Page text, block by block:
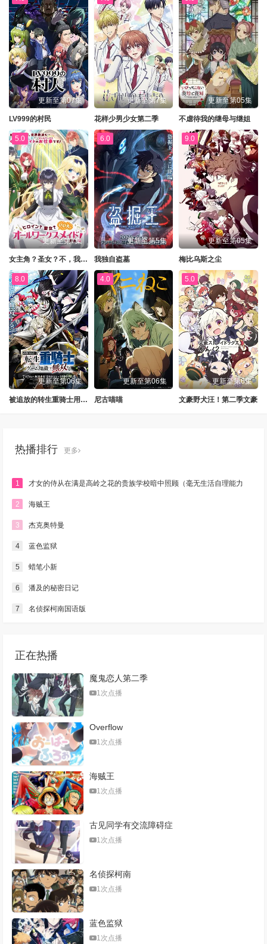
更新至第07集
LV999的村民
更新至第7集
花样少男少女第二季
更新至第05集
不虐待我的继母与继姐
5.0
更新至第7集
女主角？圣女？不，我是杂役女仆（自豪）
6.0
更新至第5集
我独自盗墓
9.0
更新至第05集
梅比乌斯之尘
8.0
更新至第06集
被追放的转生重骑士用游戏知识开无双
4.0
更新至第06集
尼古喵喵
5.0
更新至第6集
文豪野犬汪！第二季文豪
热播排行 更多
1 才女的侍从在满是高岭之花的贵族学校暗中照顾（毫无生活自理能力
的）学院第一大小姐
2 海贼王
3 杰克奥特曼
4 蓝色监狱
5 蜡笔小新
6 潘及的秘密日记
7 名侦探柯南国语版
正在热播
魔鬼恋人第二季
1次点播
Overflow
1次点播
海贼王
1次点播
古见同学有交流障碍症
1次点播
名侦探柯南
1次点播
蓝色监狱
1次点播